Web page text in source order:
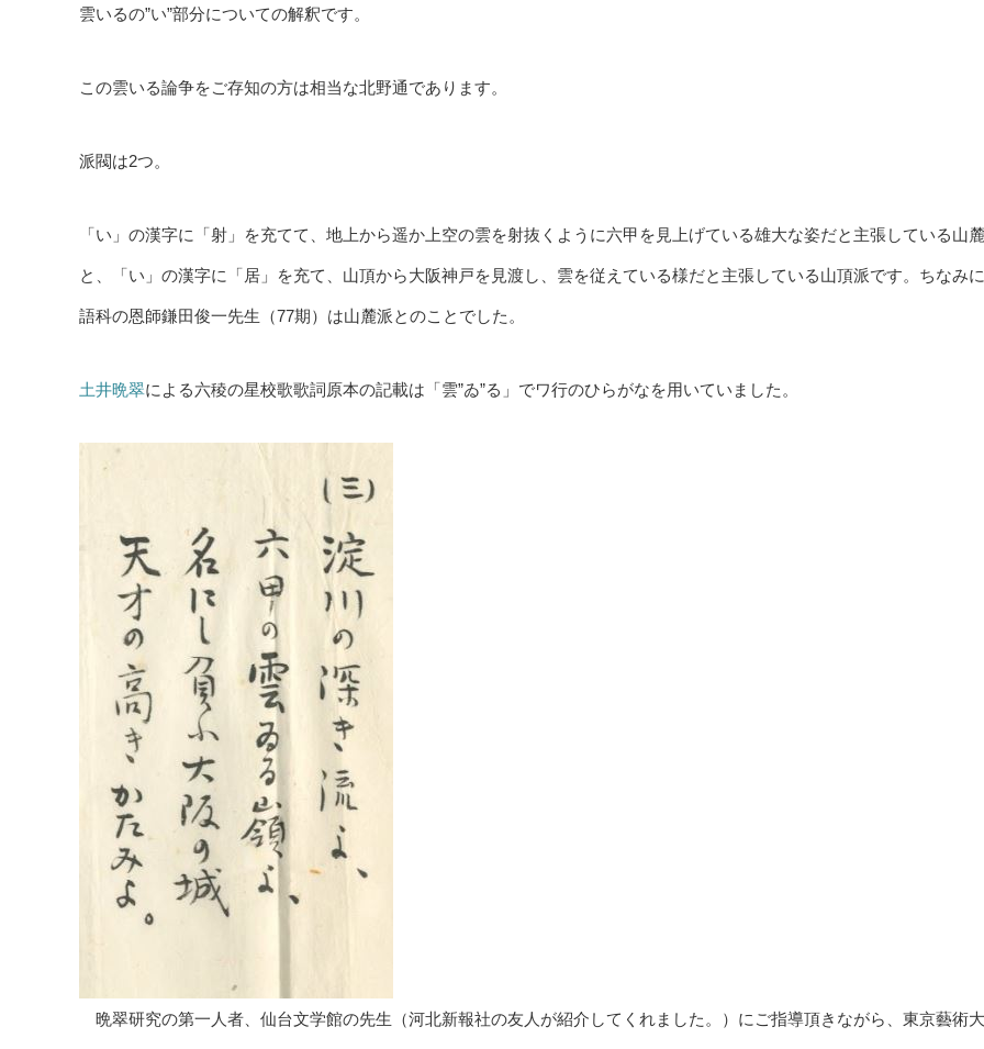
雲いるの”い”部分についての解釈です。
この雲いる論争をご存知の方は相当な北野通であります。
派閥は2つ。
「い」の漢字に「射」を充てて、地上から遥か上空の雲を射抜くように六甲を見上げている雄大な姿だと主張している山
と、「い」の漢字に「居」を充て、山頂から大阪神戸を見渡し、雲を従えている様だと主張している山頂派です。ちなみ
語科の恩師鎌田俊一先生（77期）は山麓派とのことでした。
土井晩翠による六稜の星校歌歌詞原本の記載は「雲”ゐ”る」でワ行のひらがなを用いていました。
晩翠研究の第一人者、仙台文学館の先生（河北新報社の友人が紹介してくれました。）にご指導頂きながら、東京藝術